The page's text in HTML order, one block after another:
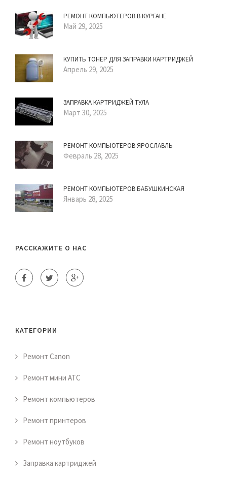
РЕМОНТ КОМПЬЮТЕРОВ В КУРГАНЕ
Май 29, 2025
КУПИТЬ ТОНЕР ДЛЯ ЗАПРАВКИ КАРТРИДЖЕЙ
Апрель 29, 2025
ЗАПРАВКА КАРТРИДЖЕЙ ТУЛА
Март 30, 2025
РЕМОНТ КОМПЬЮТЕРОВ ЯРОСЛАВЛЬ
Февраль 28, 2025
РЕМОНТ КОМПЬЮТЕРОВ БАБУШКИНСКАЯ
Январь 28, 2025
РАССКАЖИТЕ О НАС
КАТЕГОРИИ
Ремонт Canon
Ремонт мини АТС
Ремонт компьютеров
Ремонт принтеров
Ремонт ноутбуков
Заправка картриджей